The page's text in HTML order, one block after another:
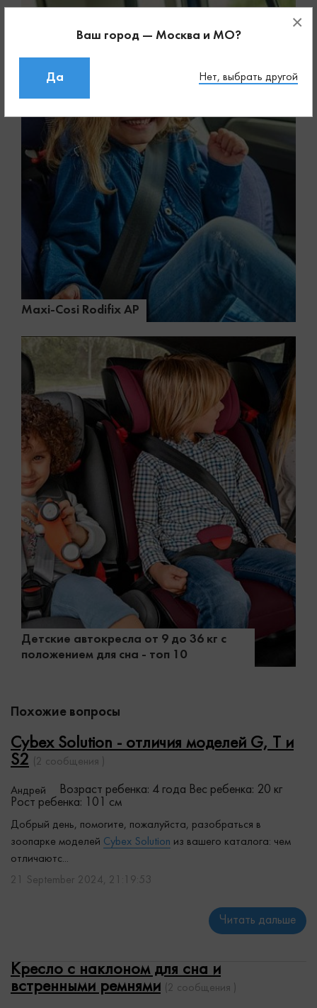
Ваш город — Москва и МО?
Да Нет, выбрать другой
×
Maxi-Cosi Rodifix AP
Детские автокресла от 9 до 36 кг с
положением для сна - топ 10
Похожие вопросы
Cybex Solution - отличия моделей G, T и
S2
(2 сообщения )
Андрей Возраст ребенка: 4 года Вес ребенка: 20 кг
Рост ребенка: 101 см
Добрый день, помогите, пожалуйста, разобраться в
зоопарке моделей Cybex Solution из вашего каталога: чем
отличаютс...
21 September 2024, 21:19:53
Читать дальше
Кресло с наклоном для сна и
встренными ремнями
(2 сообщения )